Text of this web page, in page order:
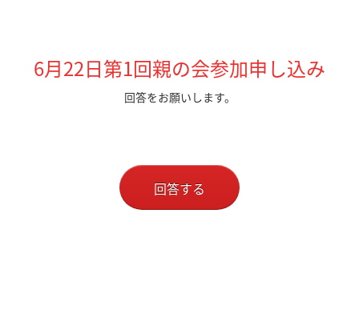
6月22日第1回親の会参加申し込み
回答をお願いします。
回答する